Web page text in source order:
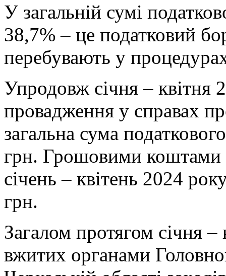
У загальній сумі
38,7% – це податковий
перебувають у
Упродовж січня – квітня
провадження у справах
загальна сума
грн. Грошовими коштами
січень – квітень 2024
грн.
Загалом протягом січня
вжитих органами